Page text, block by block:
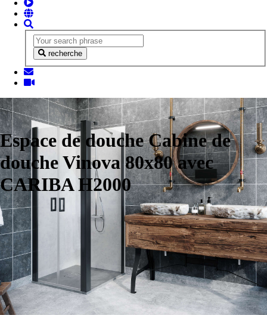
recherche
Espace de douche Cabine de
douche Vinova 80x80 avec
CARIBA H2000